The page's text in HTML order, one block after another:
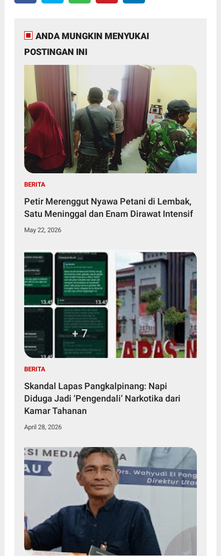
ANDA MUNGKIN MENYUKAI
POSTINGAN INI
BERITA
Petir Merenggut Nyawa Petani di Lembak,
Satu Meninggal dan Enam Dirawat Intensif
May 22, 2026
BERITA
Skandal Lapas Pangkalpinang: Napi
Diduga Jadi ‘Pengendali’ Narkotika dari
Kamar Tahanan
April 28, 2026